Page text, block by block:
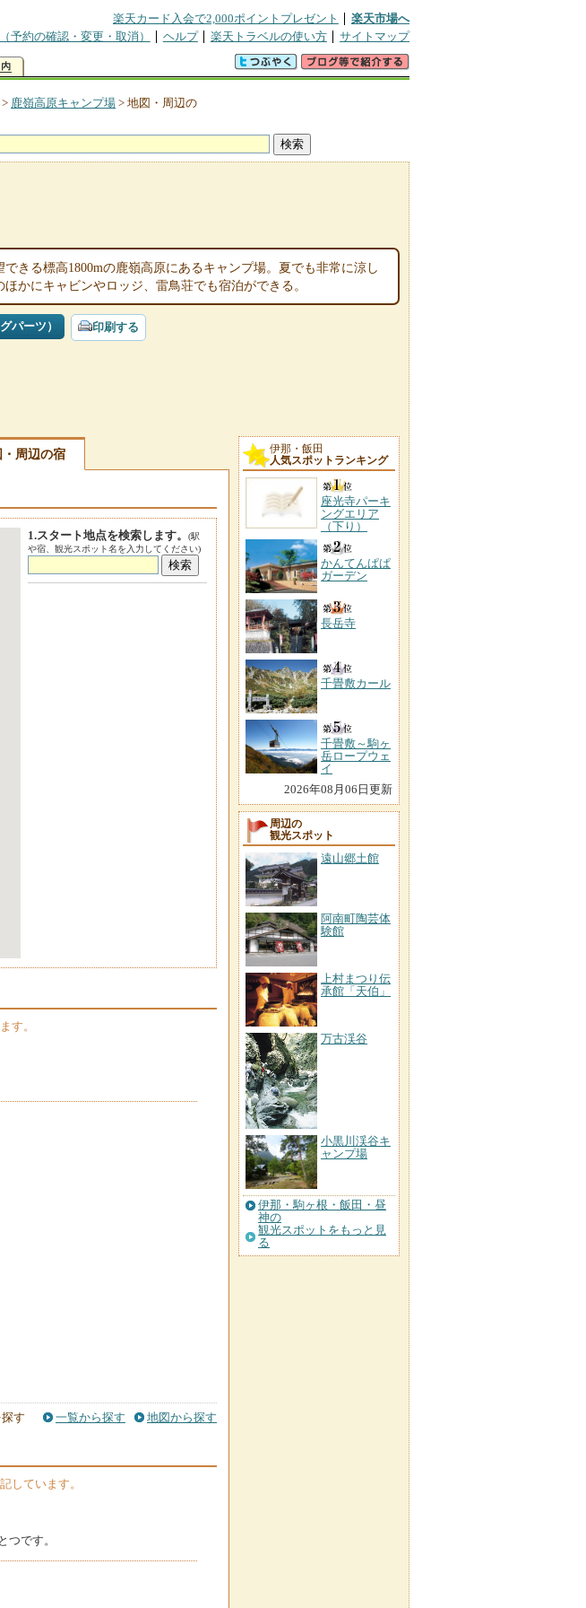
楽天カード入会で2,000ポイントプレゼント
楽天市場へ
予約の確認・変更・取消） ヘルプ 楽天トラベルの使い方 サイトマップ
> 鹿嶺高原キャンプ場 > 地図・周辺の
きる標高1800mの鹿嶺高原にあるキャンプ場。夏でも非常に涼し
かにキャビンやロッジ、雷鳥荘でも宿泊ができる。
パーツ） 印刷する
・周辺の宿
1.スタート地点を検索します。
(駅
や宿、観光スポット名を入力してください)
す。
す 一覧から探す 地図から探す
しています。
つです。
伊那・飯田
人気スポットランキング
座光寺パーキ
ングエリア
（下り）
かんてんぱぱ
ガーデン
長岳寺
千畳敷カール
千畳敷～駒ヶ
岳ロープウェ
イ
2026年08月06日更新
周辺の
観光スポット
遠山郷土館
阿南町陶芸体
験館
上村まつり伝
承館「天伯」
万古渓谷
小黒川渓谷キ
ャンプ場
伊那・駒ヶ根・飯田・昼
神の
観光スポットをもっと見
る